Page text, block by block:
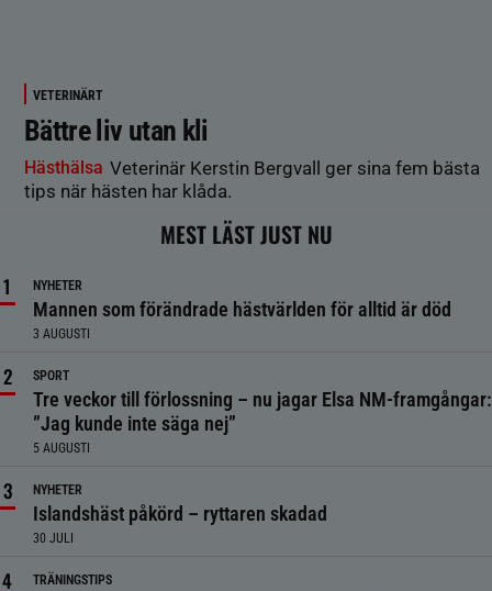
VETERINÄRT
Bättre liv utan kli
Hästhälsa Veterinär Kerstin Bergvall ger sina fem bästa
tips när hästen har klåda.
MEST LÄST JUST NU
NYHETER
Mannen som förändrade hästvärlden för alltid är död
3 AUGUSTI
SPORT
Tre veckor till förlossning – nu jagar Elsa NM-framgångar:
”Jag kunde inte säga nej”
5 AUGUSTI
NYHETER
Islandshäst påkörd – ryttaren skadad
30 JULI
TRÄNINGSTIPS